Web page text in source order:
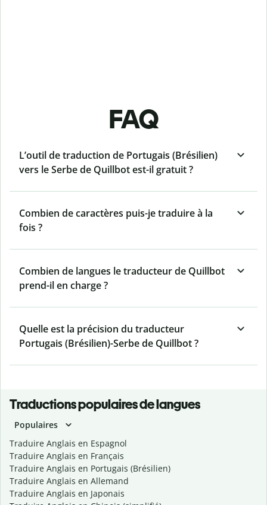
FAQ
L’outil de traduction de Portugais (Brésilien)
vers le Serbe de Quillbot est-il gratuit ?
Combien de caractères puis-je traduire à la
fois ?
Combien de langues le traducteur de Quillbot
prend-il en charge ?
Quelle est la précision du traducteur
Portugais (Brésilien)-Serbe de Quillbot ?
Traductions populaires de langues
Populaires
Traduire Anglais en Espagnol
Traduire Anglais en Français
Traduire Anglais en Portugais (Brésilien)
Traduire Anglais en Allemand
Traduire Anglais en Japonais